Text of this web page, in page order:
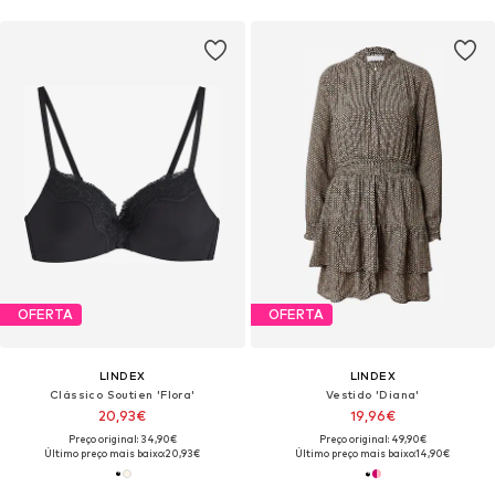
OFERTA
LINDEX
Clássico Soutien 'Flora'
20,93€
Preço original: 34,90€
Último preço mais baixo:20,93€
OFERTA
LINDEX
Vestido 'Diana'
19,96€
Preço original: 49,90€
Último preço mais baixo:14,90€